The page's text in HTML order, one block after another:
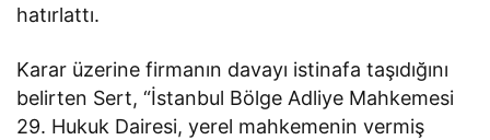
hatırlattı.
Karar üzerine firmanın davayı istinafa taşıdığını
belirten Sert, “İstanbul Bölge Adliye Mahkemesi
29. Hukuk Dairesi, yerel mahkemenin vermiş